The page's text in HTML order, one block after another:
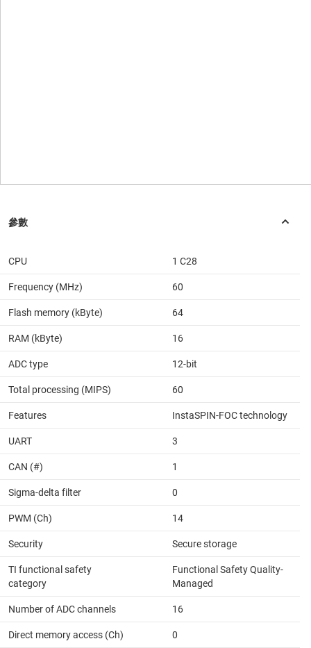
CPU 1 C28
Frequency (MHz) 60
Flash memory (kByte) 64
RAM (kByte) 16
ADC type 12-bit
Total processing (MIPS) 60
Features InstaSPIN-FOC technology
UART 3
CAN (#) 1
Sigma-delta filter 0
PWM (Ch) 14
Security Secure storage
TI functional safety
category
Functional Safety Quality-
Managed
Number of ADC channels 16
Direct memory access (Ch) 0